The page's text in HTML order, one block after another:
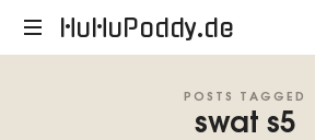
HuHuPoddy.de
HuHuPoddy.de
POSTS TAGGED
swat s5